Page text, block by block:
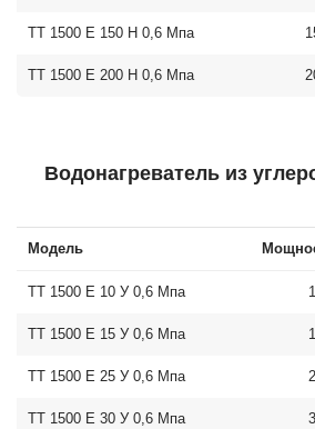
ТТ 1500 E 150 Н 0,6 Мпа
ТТ 1500 E 200 Н 0,6 Мпа
Водонагреватель из
Модель
ТТ 1500 E 10 У 0,6 Мпа
ТТ 1500 E 15 У 0,6 Мпа
ТТ 1500 E 25 У 0,6 Мпа
ТТ 1500 E 30 У 0,6 Мпа